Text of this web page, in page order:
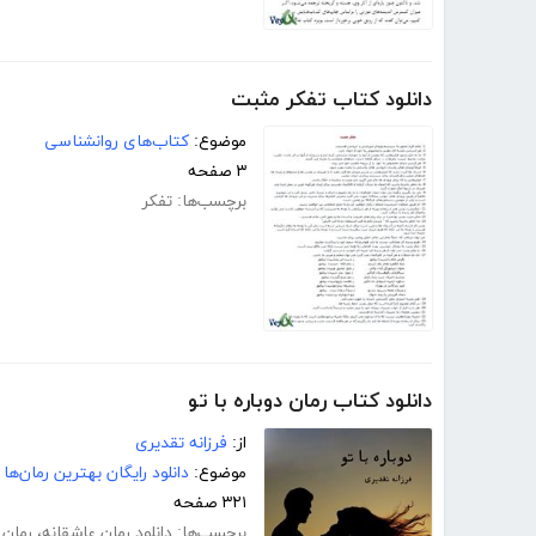
دانلود کتاب تفکر مثبت
موضوع: کتاب‌های روانشناسی
۳ صفحه
برچسب‌ها: تفکر
دانلود کتاب رمان دوباره با تو
از: فرزانه تقدیری
موضوع: دانلود رایگان بهترین رمان‌ها
۳۲۱ صفحه